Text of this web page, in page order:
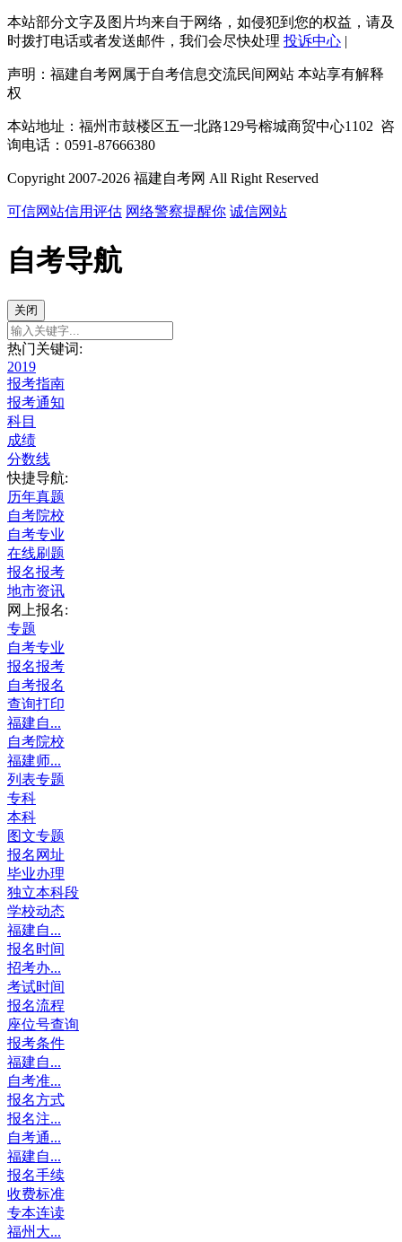
本站部分文字及图片均来自于网络，如侵犯到您的权益，请及
时拨打电话或者发送邮件，我们会尽快处理 投诉中心 |
声明：福建自考网属于自考信息交流民间网站 本站享有解释
权
本站地址：福州市鼓楼区五一北路129号榕城商贸中心1102 咨
询电话：0591-87666380
Copyright 2007-2026 福建自考网 All Right Reserved
可信网站信用评估 网络警察提醒你 诚信网站
自考导航
关闭
热门关键词:
2019
报考指南
报考通知
科目
成绩
分数线
快捷导航:
历年真题
自考院校
自考专业
在线刷题
报名报考
地市资讯
网上报名:
专题
自考专业
报名报考
自考报名
查询打印
福建自...
自考院校
福建师...
列表专题
专科
本科
图文专题
报名网址
毕业办理
独立本科段
学校动态
福建自...
报名时间
招考办...
考试时间
报名流程
座位号查询
报考条件
福建自...
自考准...
报名方式
报名注...
自考通...
福建自...
报名手续
收费标准
专本连读
福州大...